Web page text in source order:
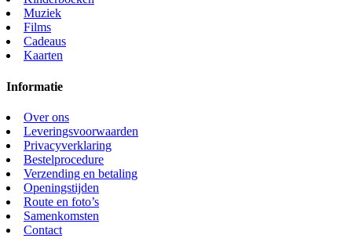
Muziek
Films
Cadeaus
Kaarten
Informatie
Over ons
Leveringsvoorwaarden
Privacyverklaring
Bestelprocedure
Verzending en betaling
Openingstijden
Route en foto’s
Samenkomsten
Contact